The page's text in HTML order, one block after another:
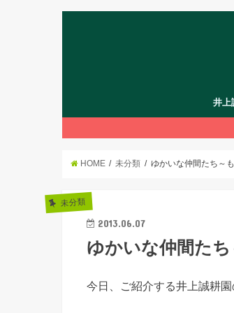
井上
HOME 未分類 ゆかいな仲間たち～
未分類
2013.06.07
ゆかいな仲間た
今日、ご紹介する井上誠耕園